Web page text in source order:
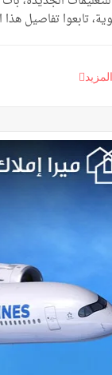
تابعوا تفاصيل هذا